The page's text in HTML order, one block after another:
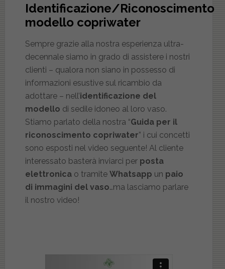
Identificazione/Riconoscimento
modello copriwater
Sempre grazie alla nostra esperienza ultra-
decennale siamo in grado di assistere i nostri
clienti – qualora non siano in possesso di
informazioni esustive sul ricambio da
adottare – nell’identificazione del
modello di sedile idoneo al loro vaso.
Stiamo parlato della nostra “Guida per il
riconoscimento copriwater” i cui concetti
sono esposti nel video seguente! Al cliente
interessato basterà inviarci per posta
elettronicao tramite Whatsapp un paio
di immagini del vaso…ma lasciamo parlare
il nostro video!